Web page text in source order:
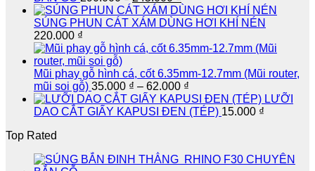
gốc
là:
hiện
tại
245.000 ₫.
SÚNG PHUN CÁT XÁM DÙNG HƠI KHÍ NÉN
220.000 ₫
Mũi phay gỗ hình cá, cốt 6.35mm-12.7mm (Mũi router,
mũi soi gỗ) 35.000 ₫ – 62.000 ₫
giá:
từ
LƯỠI
DAO CẮT GIẤY KAPUSI ĐEN (TÉP) 15.000 ₫
Top Rated